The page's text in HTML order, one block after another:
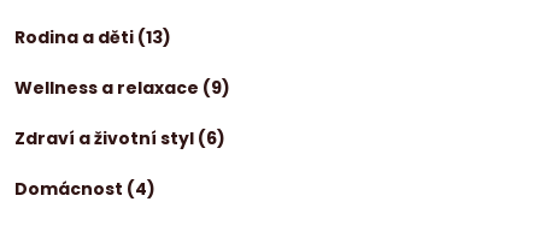
Rodina a děti (13)
Wellness a relaxace (9)
Zdraví a životní styl (6)
Domácnost (4)